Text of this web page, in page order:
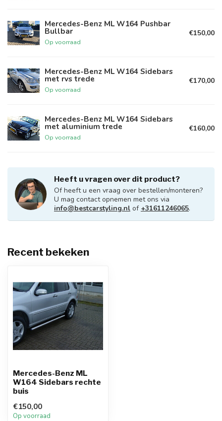
Mercedes-Benz ML W164 Pushbar
Bullbar
Op voorraad
€150,00
Mercedes-Benz ML W164 Sidebars
met rvs trede
Op voorraad
€170,00
Mercedes-Benz ML W164 Sidebars
met aluminium trede
Op voorraad
€160,00
Heeft u vragen over dit product?
Of heeft u een vraag over bestellen/monteren?
U mag contact opnemen met ons via
info@bestcarstyling.nl of +31611246065.
Recent bekeken
Mercedes-Benz ML
W164 Sidebars rechte
buis
€150,00
Op voorraad